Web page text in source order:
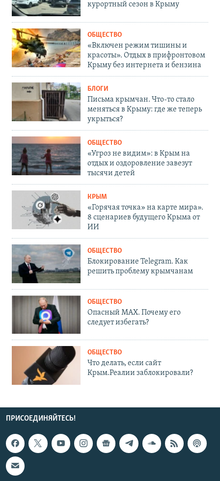
курортный сезон в Крыму
ОБЩЕСТВО
«Включен режим тишины и
красоты». Отдых в прифронтовом
Крыму без интернета и бензина
БЛОГИ
Письма крымчан. Что-то стало
меняться в Крыму: где же теперь
укрыться?
ОБЩЕСТВО
«Угроз не видим»: в Крым на
отдых и оздоровление завезут
тысячи детей
КРЫМ
«Горячая точка» на карте мира».
8 сценариев будущего Крыма от
ИИ
ОБЩЕСТВО
Блокирование Telegram. Как
решить проблему крымчанам
ОБЩЕСТВО
Опасный MAX. Почему его
следует избегать?
ОБЩЕСТВО
Что делать, если сайт
Крым.Реалии заблокировали?
ПРИСОЕДИНЯЙТЕСЬ!